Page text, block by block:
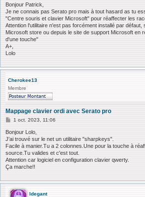
s
s
g
e
Bonjour Patrick,
Je ne connais pas Serato pro mais à tout hasard as tu
"Centre souris et clavier Microsoft" pour réaffecter les
Attention l'utilitaire n'est pas forcément installé par défaut,
Microsoft store ou depuis le site de support Microsoft en
d'une touche"
A+,
Lolo
Cherokee13
Membre
Mappage clavier ordi avec Serato pro
M
s
s
g
e
1 oct. 2023, 11:06
Bonjour Lolo,
J'ai trouvé sur le net un utilitaire "sharpkeys".
Facile à manier.Tu a 2 colonnes.Une pour la touche à
source.Tu valides et c'est tout.
Attention car logiciel en configuration clavier qwerty.
Ça marche!!
ldegant